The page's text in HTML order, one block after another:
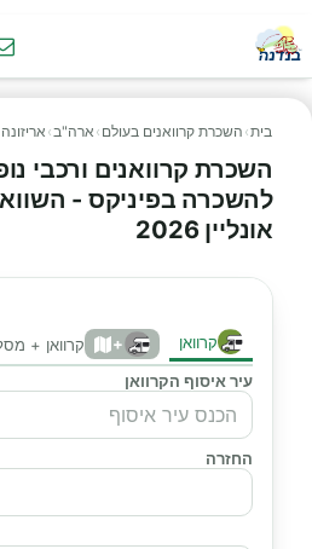
בית› השכרת קרוואנים בעולם › ארה"ב› אריזונה
השכרת קרוואנים ורכבי
להשכרה בפיניקס -
אונליין 2026
קרוואן + קרוואן +
עיר איסוף הקרוואן
החזרה